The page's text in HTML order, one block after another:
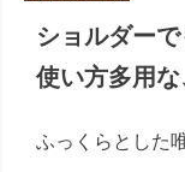
ショルダー
使い方多用
ふっくらとした